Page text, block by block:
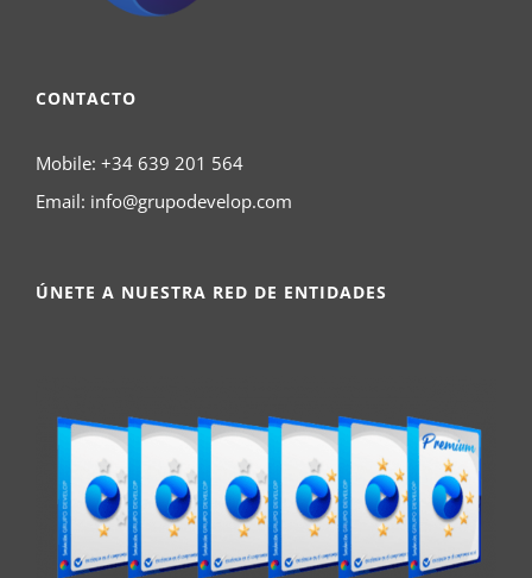
CONTACTO
Mobile: +34 639 201 564
Email: info@grupodevelop.com
ÚNETE A NUESTRA RED DE ENTIDADES